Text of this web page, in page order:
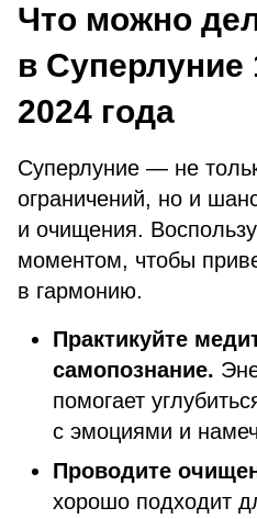
Что можно
в Суперлуние
2024 года
Суперлуние — не
ограничений, но и
и очищения.
моментом, чтобы
в гармонию.
Практикуйте
самопознание.
помогает
с эмоциями и
Проводите
хорошо подходит